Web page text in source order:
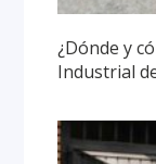
¿Dónde y
Industrial